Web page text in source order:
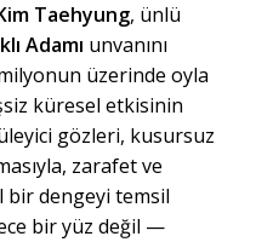
Taehyung, ünlü
Adamı unvanını
üzerinde oyla
küresel etkisinin
gözleri, kusursuz
zarafet ve
bir dengeyi temsil
bir yüz değil —